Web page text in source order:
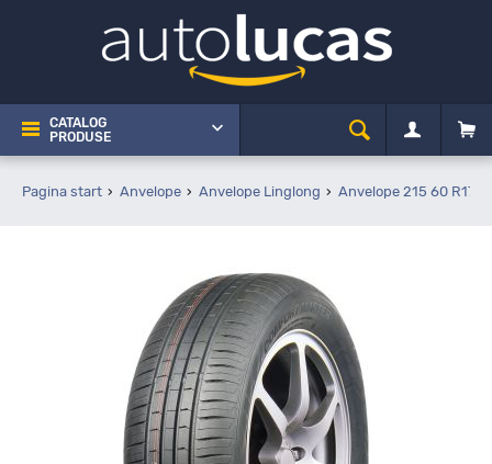
CATALOG
PRODUSE
Pagina start Anvelope Anvelope Linglong Anvelope 215 60 R17